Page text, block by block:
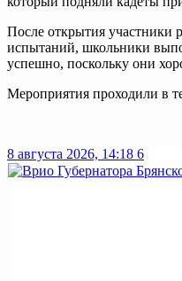
После открытия участники
испытаний, школьники
успешно, поскольку они
Мероприятия проходили в
8 августа 2026, 14:18 6